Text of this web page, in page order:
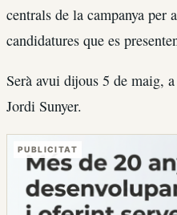
centrals de la campanya per
candidatures que es
Serà avui dijous 5 de maig,
Jordi Sunyer.
PUBLICITAT